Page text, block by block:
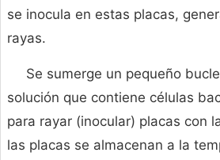
se inocula en estas placas,
rayas.
Se sumerge un pequeño
solución que contiene células
para rayar (inocular) placas con
las placas se almacenan a la